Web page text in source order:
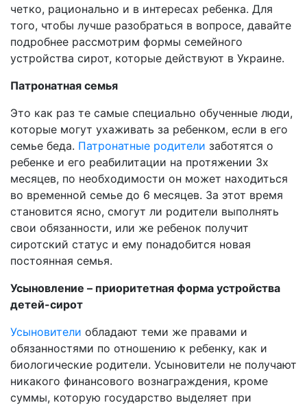
четко, рационально и в интересах ребенка. Для
того, чтобы лучше разобраться в вопросе, давайте
подробнее рассмотрим формы семейного
устройства сирот, которые действуют в Украине.
Патронатная семья
Это как раз те самые специально обученные люди,
которые могут ухаживать за ребенком, если в его
семье беда. Патронатные родители заботятся о
ребенке и его реабилитации на протяжении 3х
месяцев, по необходимости он может находиться
во временной семье до 6 месяцев. За этот время
становится ясно, смогут ли родители выполнять
свои обязанности, или же ребенок получит
сиротский статус и ему понадобится новая
постоянная семья.
Усыновление – приоритетная форма устройства
детей-сирот
Усыновители обладают теми же правами и
обязанностями по отношению к ребенку, как и
биологические родители. Усыновители не получают
никакого финансового вознаграждения, кроме
суммы, которую государство выделяет при